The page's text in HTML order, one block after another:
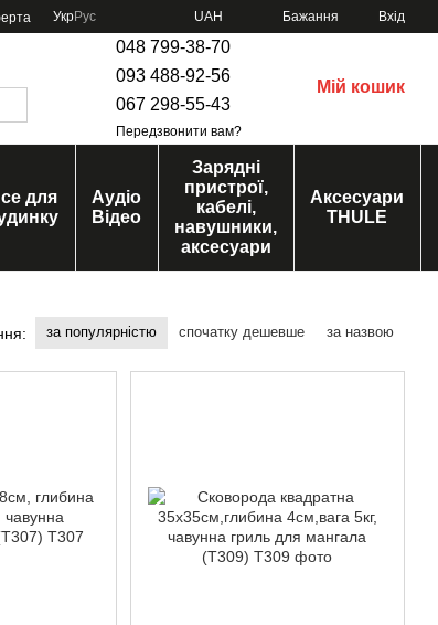
УкрРус UAH Бажання Вхід
048 799-38-70
093 488-92-56
067 298-55-43
Передзвонити вам?
Мій кошик
для
Аудіо
Відео
Зарядні
пристрої,
кабелі,
навушники,
аксесуари
Аксесуари
THULE
за популярністю спочатку дешевше за назвою